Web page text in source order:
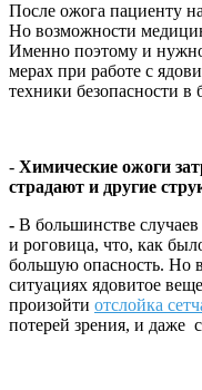
После ожога пациенту
Но возможности
Именно поэтому и
мерах при работе с
техники безопасности в
- Химические ожоги
страдают и другие
- В большинстве случаев
и роговица, что, как
большую опасность. Но
ситуациях ядовитое
произойти отслойка
потерей зрения, и даже